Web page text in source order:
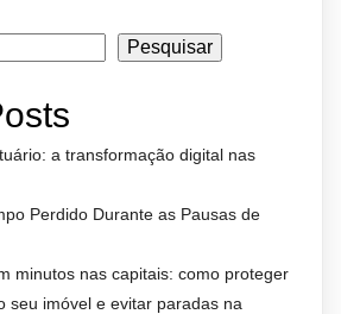
Pesquisar
a transformação digital nas
Perdido Durante as Pausas de
minutos nas capitais: como proteger
seu imóvel e evitar paradas na